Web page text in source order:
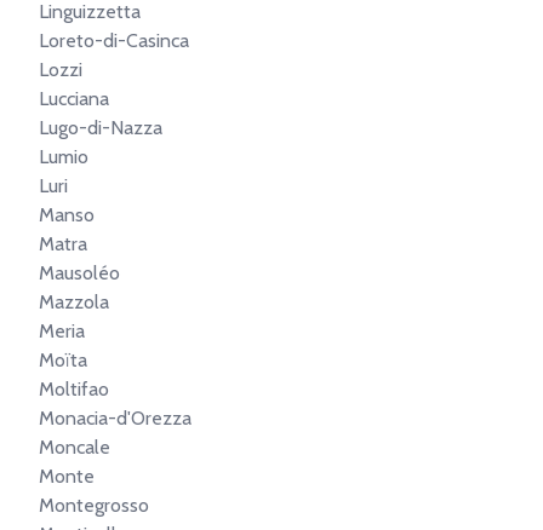
Linguizzetta
Loreto-di-Casinca
Lozzi
Lucciana
Lugo-di-Nazza
Lumio
Luri
Manso
Matra
Mausoléo
Mazzola
Meria
Moïta
Moltifao
Monacia-d'Orezza
Moncale
Monte
Montegrosso